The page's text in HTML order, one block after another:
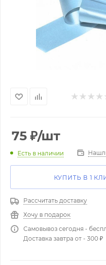
75 ₽/шт
Есть в наличии
КУПИТЬ В 1
Рассчитать доставку
Хочу в подарок
Самовывоз сегодня -
Доставка завтра от - 300 ₽